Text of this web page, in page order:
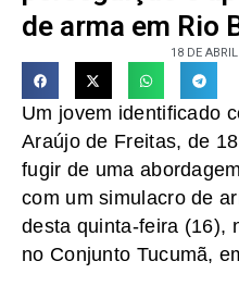
de arma em Rio
18 DE
Um jovem identificado
Araújo de Freitas, de
fugir de uma
com um simulacro de
desta quinta-feira (16),
no Conjunto Tucumã,